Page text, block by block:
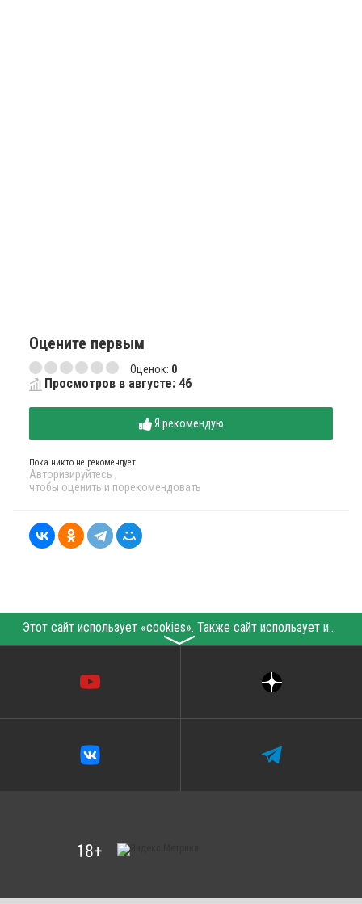
Оцените первым
Оценок: 0
Просмотров в августе: 46
Я рекомендую
Пока никто не рекомендует
Авторизируйтесь ,
чтобы оценить и порекомендовать
Этот сайт использует «cookies». Также сайт использует интернет-сервис для сбора технических данных касательно посетителей с целью получения маркетинговой и статистической информации. Условия обработки данных посетителей сайта см.
〉